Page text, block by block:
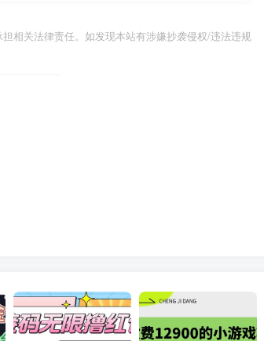
相关法律责任。如发现本站有涉嫌抄袭侵权/违法违规